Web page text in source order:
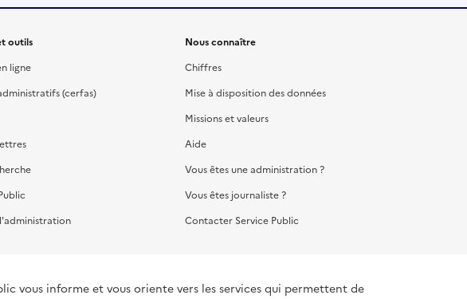
outils
ligne
(cerfas)
Nous connaître
Chiffres
Mise à disposition des données
Missions et valeurs
Aide
Vous êtes une administration ?
Vous êtes journaliste ?
Contacter Service Public
vous informe et vous oriente vers les services qui permettent de